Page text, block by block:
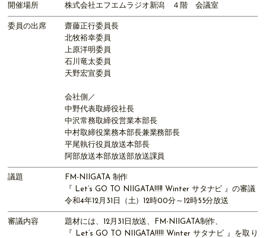
開催場所 株式会社エフエムラジオ新潟 ４階 会議室
委員の出席
齋藤正行委員長
北牧裕幸委員
上原洋明委員
石川竜太委員
天野宏宣委員
会社側／
中野代表取締役社長
中沢常務取締役営業本部長
中村取締役業務本部長兼業務部長
平尾執行役員放送本部長
阿部放送本部放送部放送課員
議題
FM-NIIGATA 制作
『 Let’s GO TO NIIGATA!!!!! Winter サタナビ 』の審議
令和4年12月31日（土）12時00分～12時55分放送
審議内容
題材には、12月31日放送、FM-NIIGATA制作、
『 Let’s GO TO NIIGATA!!!!! Winter サタナビ 』を取り